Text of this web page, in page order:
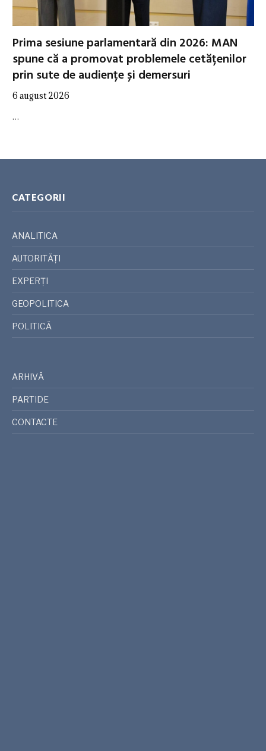
Prima sesiune parlamentară din 2026: MAN
spune că a promovat problemele cetățenilor
prin sute de audiențe și demersuri
6 august 2026
…
CATEGORII
ANALITICA
AUTORITĂȚI
EXPERȚI
GEOPOLITICA
POLITICĂ
ARHIVĂ
PARTIDE
CONTACTE